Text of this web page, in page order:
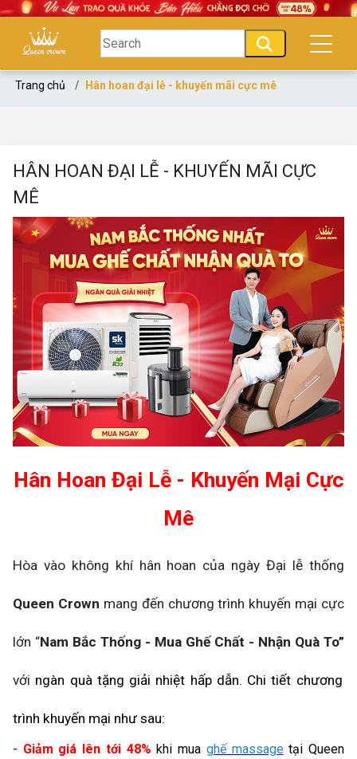
Trang chủ Hân hoan đại lễ - khuyến mãi cực mê
HÂN HOAN ĐẠI LỄ - KHUYẾN MÃI CỰC
MÊ
Hân Hoan Đại Lễ - Khuyến Mại Cực
Mê
Hòa vào không khí hân hoan của ngày Đại lễ thống
Queen Crown mang đến chương trình khuyến mại cực
lớn “Nam Bắc Thống - Mua Ghế Chất - Nhận Quà To”
với ngàn quà tặng giải nhiệt hấp dẫn. Chi tiết chương
trình khuyến mại như sau:
- Giảm giá lên tới 48% khi mua ghế massagetại Queen